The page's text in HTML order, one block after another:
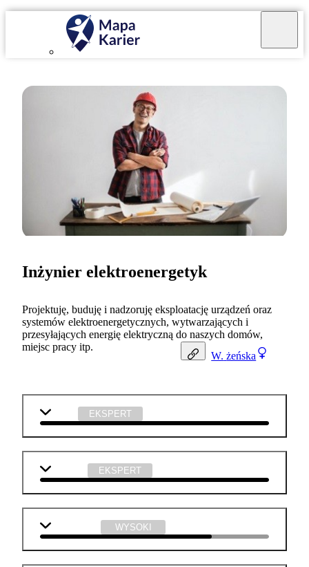
W. żeńska
Inżynier elektroenergetyk
Projektuję, buduję i nadzoruję eksploatację urządzeń oraz
systemów elektroenergetycznych, wytwarzających i
przesyłających energię elektryczną do naszych domów,
miejsc pracy itp.
EKSPERT
EKSPERT
WYSOKI